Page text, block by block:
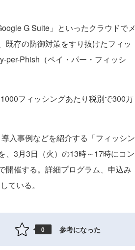
G Suite」といったクラウドでメ
既存の防御対策をすり抜けたフィッ
per-Phish（ペイ・パー・フィッシ
フィッシングあたり税別で300万
入事例などを紹介する「フィッシン
、3月3日（火）の13時～17時にコン
開催する。詳細プログラム、申込み
ている。
0 参考になった